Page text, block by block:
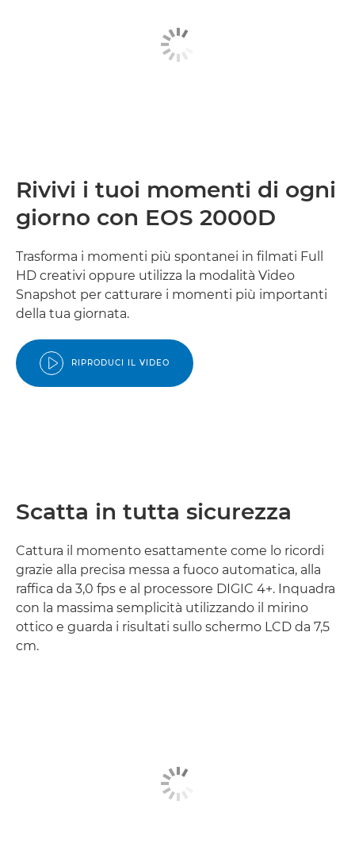
Rivivi i tuoi momenti di ogni
giorno con EOS 2000D
Trasforma i momenti più spontanei in filmati Full
HD creativi oppure utilizza la modalità Video
Snapshot per catturare i momenti più importanti
della tua giornata.
RIPRODUCI IL VIDEO
Scatta in tutta sicurezza
Cattura il momento esattamente come lo ricordi
grazie alla precisa messa a fuoco automatica, alla
raffica da 3,0 fps e al processore DIGIC 4+. Inquadra
con la massima semplicità utilizzando il mirino
ottico e guarda i risultati sullo schermo LCD da 7,5
cm.